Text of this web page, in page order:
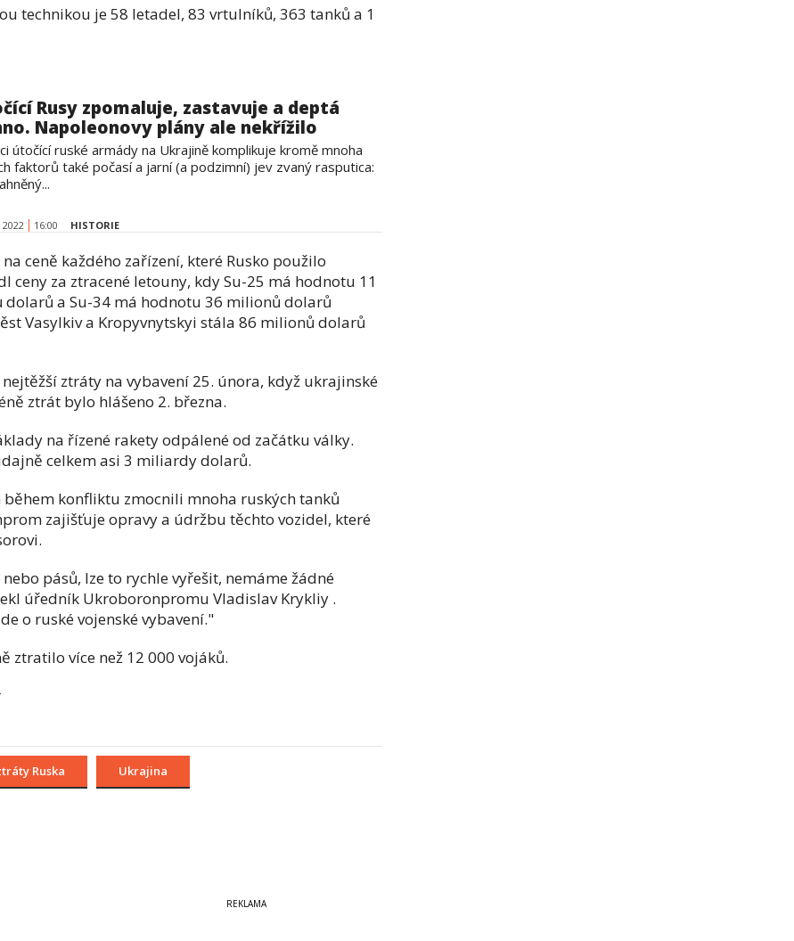
technikou je 58 letadel, 83 vrtulníků, 363 tanků a 1
Rusy zpomaluje, zastavuje a deptá
Napoleonovy plány ale nekřížilo
útočící ruské armády na Ukrajině komplikuje kromě mnoha
faktorů také počasí a jarní (a podzimní) jev zvaný rasputica:
2022 16:00 HISTORIE
ceně každého zařízení, které Rusko použilo
ceny za ztracené letouny, kdy Su-25 má hodnotu 11
a Su-34 má hodnotu 36 milionů dolarů
Vasylkiv a Kropyvnytskyi stála 86 milionů dolarů
ztráty na vybavení 25. února, když ukrajinské
ztrát bylo hlášeno 2. března.
na řízené rakety odpálené od začátku války.
celkem asi 3 miliardy dolarů.
konfliktu zmocnili mnoha ruských tanků
zajišťuje opravy a údržbu těchto vozidel, které
pásů, lze to rychle vyřešit, nemáme žádné
úředník Ukroboronpromu Vladislav Krykliy .
o ruské vojenské vybavení."
ztratilo více než 12 000 vojáků.
Ruska Ukrajina